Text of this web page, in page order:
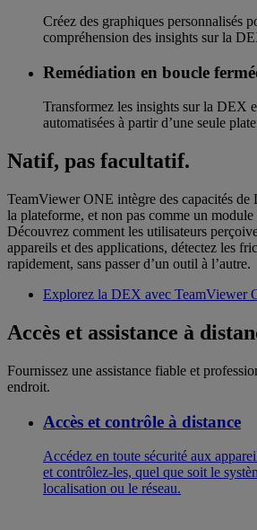
Créez des graphiques personnalisés
compréhension des insights sur la
Remédiation en boucle
Transformez les insights sur la DEX
automatisées à partir d’une seule
Natif, pas facultatif.
TeamViewer ONE intègre des capacités de
la plateforme, et non pas comme un
Découvrez comment les utilisateurs
appareils et des applications, détectez les
rapidement, sans passer d’un outil à l’autre.
Explorez la DEX avec TeamViewer
Accès et assistance à
Fournissez une assistance fiable et
endroit.
Accès et contrôle à distance
Accédez en toute sécurité aux
et contrôlez-les, quel que soit le
localisation ou le réseau.